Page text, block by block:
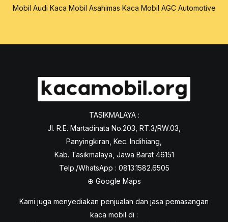
Mobil Audi Kaca Mobil Asahimas Kaca Mobil AGC Automotive
TASIKMALAYA :
Jl. R.E. Martadinata No.203, RT.3/RW.03,
Panyingkiran, Kec. Indihiang,
Kab. Tasikmalaya, Jawa Barat 46151
Telp./WhatsApp : 0813.1582.6505
⊕ Google Maps
Kami juga menyediakan penjualan dan jasa pemasangan
kaca mobil di :